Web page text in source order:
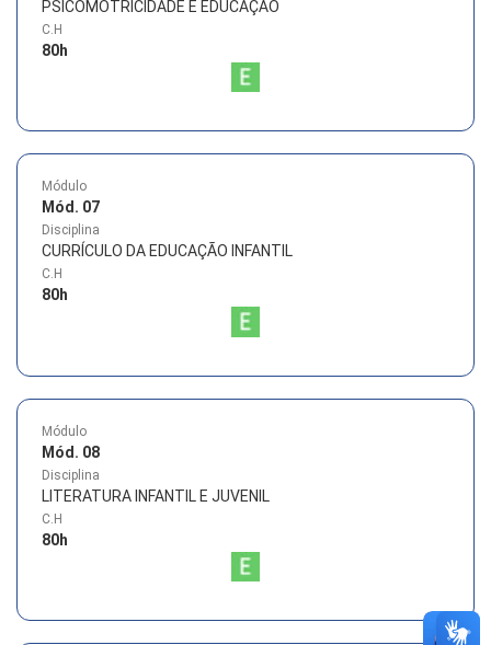
PSICOMOTRICIDADE E EDUCAÇÃO
C.H
80h
Módulo
Mód. 07
Disciplina
CURRÍCULO DA EDUCAÇÃO INFANTIL
C.H
80h
Módulo
Mód. 08
Disciplina
LITERATURA INFANTIL E JUVENIL
C.H
80h